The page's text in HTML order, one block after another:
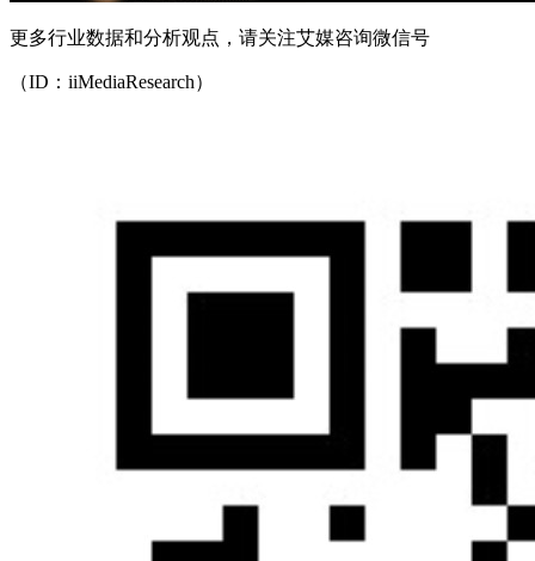
更多行业数据和分析观点，请关注艾媒咨询微信号
（ID：iiMediaResearch）